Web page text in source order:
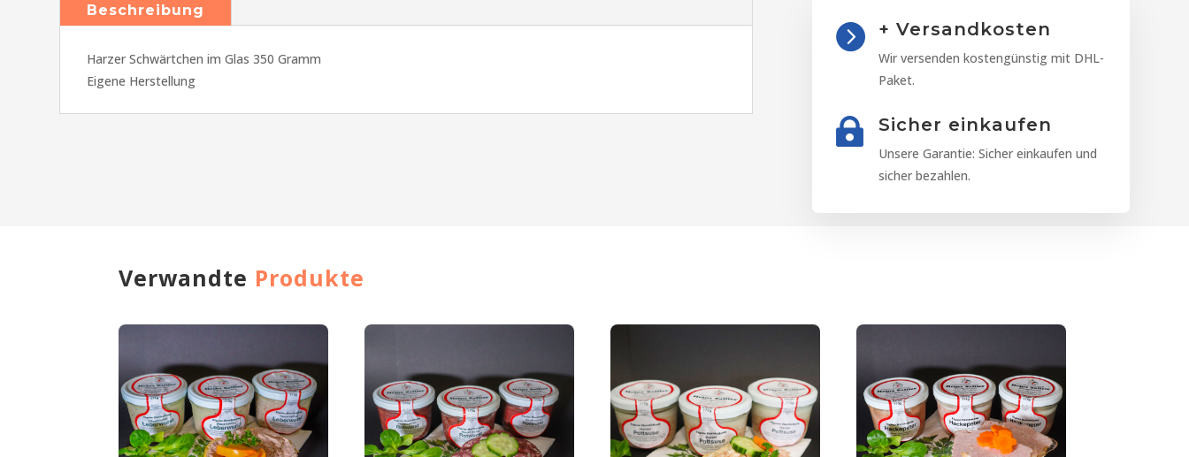
Beschreibung
Harzer Schwärtchen im Glas 350 Gramm
Eigene Herstellung
 + Versandkosten
Wir versenden kostengünstig mit DHL-
Paket.
 Sicher einkaufen
Unsere Garantie: Sicher einkaufen und
sicher bezahlen.
Verwandte Produkte